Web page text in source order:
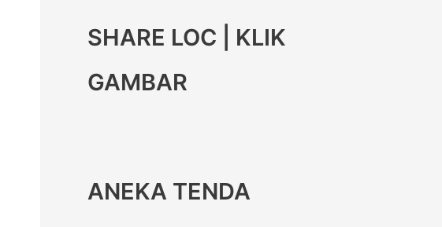
SHARE LOC | KLIK
GAMBAR
ANEKA TENDA